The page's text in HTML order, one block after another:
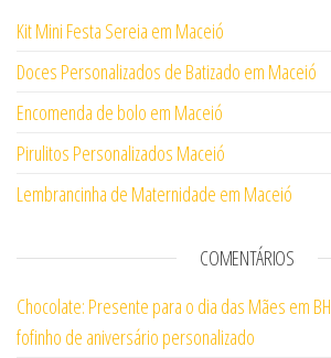
Kit Mini Festa Sereia em Maceió
Doces Personalizados de Batizado em Maceió
Encomenda de bolo em Maceió
Pirulitos Personalizados Maceió
Lembrancinha de Maternidade em Maceió
COMENTÁRIOS
Chocolate: Presente para o dia das Mães em BH
fofinho de aniversário personalizado